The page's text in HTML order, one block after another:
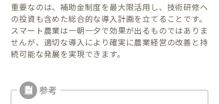
重要なのは、補助金制度を最大限活用し、技術研修へ
の投資も含めた総合的な導入計画を立てることです。
スマート農業は一朝一夕で効果が出るものではありま
せんが、適切な導入により確実に農業経営の改善と持
続可能な発展を実現できます。